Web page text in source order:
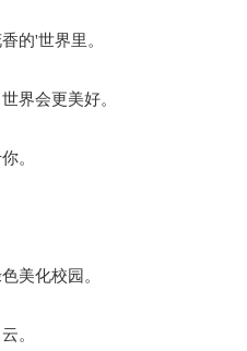
的'世界里。
界会更美好。
。
美化校园。
。